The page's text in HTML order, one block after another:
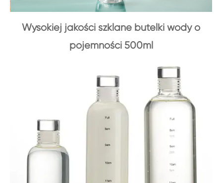
Wysokiej jakości szklane butelki wody o
pojemności 500ml